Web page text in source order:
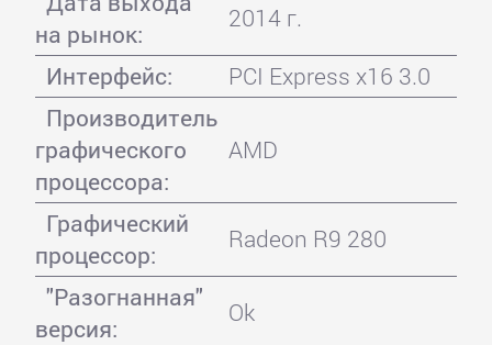
на рынок:
2014 г.
Интерфейс:
PCI Express x16 3.0
Производитель
графического
процессора:
AMD
Графический
процессор:
Radeon R9 280
"Разогнанная"
версия:
Ok